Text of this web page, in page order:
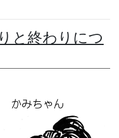
と終わりにつ